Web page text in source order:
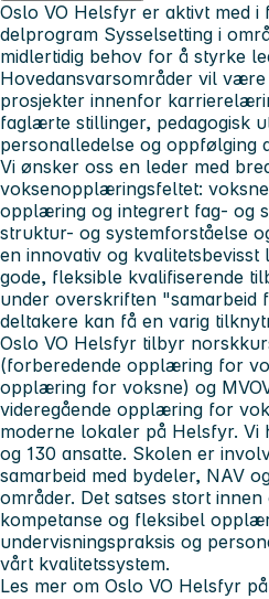
Oslo VO Helsfyr er aktivt med
delprogram Sysselsetting i
midlertidig behov for å styrke
Hovedansvarsområder vil
prosjekter innenfor
faglærte stillinger, pedagogisk
personalledelse og oppfølging
Vi ønsker oss en leder med
voksenopplæringsfeltet:
opplæring og integrert fag- og
struktur- og systemforståelse
en innovativ og kvalitetsbevisst
gode, fleksible kvalifiserende
under overskriften
deltakere kan få en varig
Oslo VO Helsfyr tilbyr
(forberedende opplæring for
opplæring for voksne) og
videregående opplæring for
moderne lokaler på Helsfyr. Vi
og 130 ansatte. Skolen er
samarbeid med bydeler, NAV
områder. Det satses stort innen
kompetanse og fleksibel
undervisningspraksis og
vårt kvalitetssystem.
Les mer om Oslo VO Helsfyr